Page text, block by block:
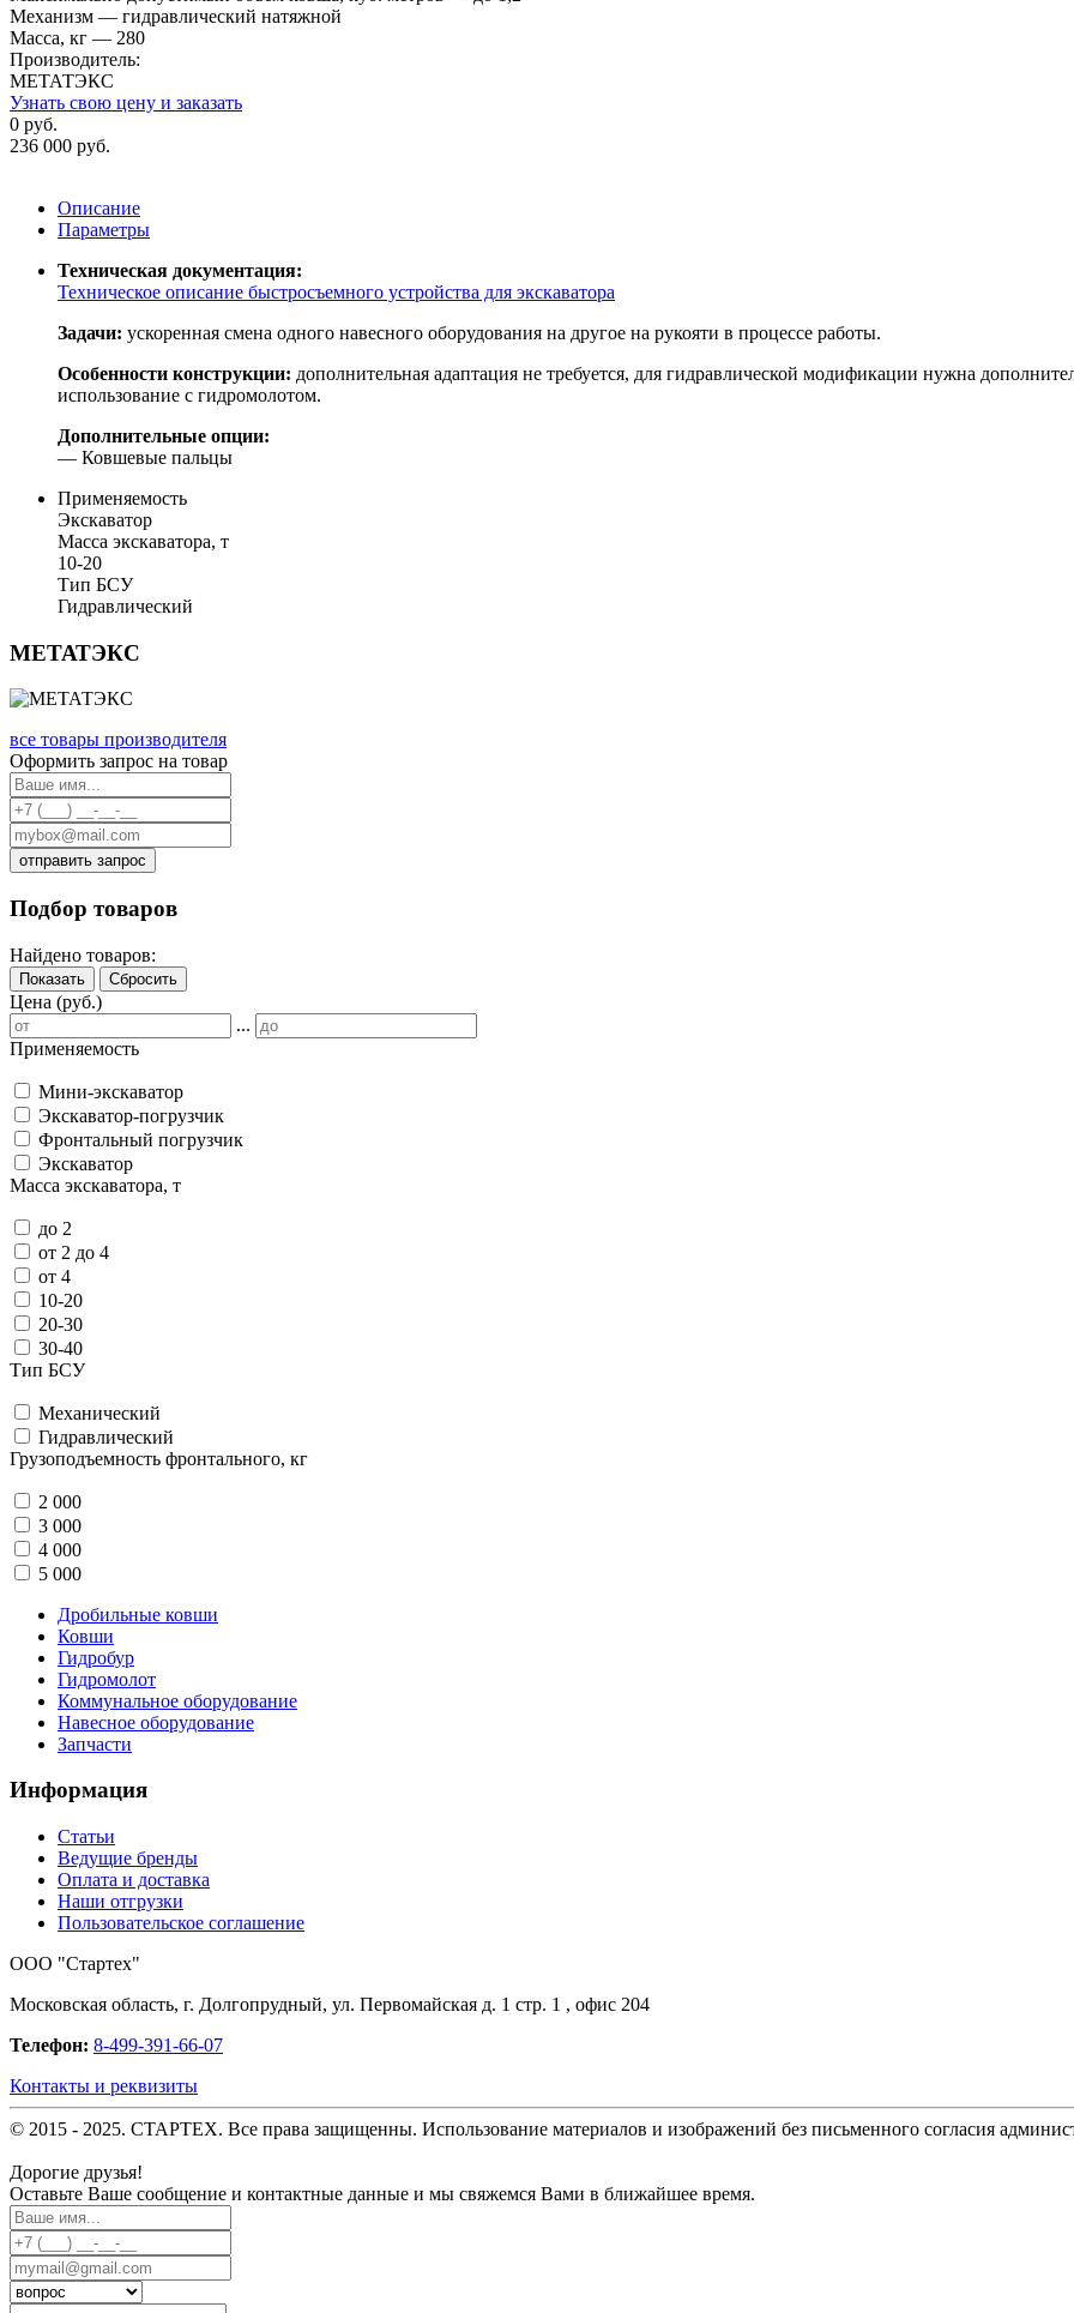
Механизм — гидравлический натяжной
Масса, кг — 280
Производитель:
МЕТАТЭКС
Узнать свою цену и заказать
0 руб.
236 000 руб.
Описание
Параметры
Техническая документация:
Техническое описание быстросъемного устройства для экскаватора
Задачи: ускоренная смена одного навесного оборудования на другое на рукояти в процессе работы.
Особенности конструкции: дополнительная адаптация не требуется, для гидравлической модификации нужна
использование с гидромолотом.
Дополнительные опции:
— Ковшевые пальцы
Применяемость
Экскаватор
Масса экскаватора, т
10-20
Тип БСУ
Гидравлический
МЕТАТЭКС
все товары производителя
Оформить запрос на товар
отправить запрос
Подбор товаров
Найдено товаров:
Показать Сбросить
Цена (руб.)
...
Применяемость
Мини-экскаватор
Экскаватор-погрузчик
Фронтальный погрузчик
Экскаватор
Масса экскаватора, т
до 2
от 2 до 4
от 4
10-20
20-30
30-40
Тип БСУ
Механический
Гидравлический
Грузоподъемность фронтального, кг
2 000
3 000
4 000
5 000
Дробильные ковши
Ковши
Гидробур
Гидромолот
Коммунальное оборудование
Навесное оборудование
Запчасти
Информация
Статьи
Ведущие бренды
Оплата и доставка
Наши отгрузки
Пользовательское соглашение
OOO "Стартех"
Московская область, г. Долгопрудный, ул. Первомайская д. 1 стр. 1 , офис 204
Телефон: 8-499-391-66-07
Контакты и реквизиты
© 2015 - 2025. СТАРТЕХ. Все права защищенны. Использование материалов и изображений без письменного согласия
Дорогие друзья!
Оставьте Ваше сообщение и контактные данные и мы свяжемся Вами в ближайшее время.